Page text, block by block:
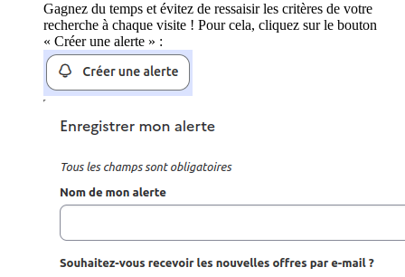
Gagnez du temps et évitez de ressaisir les critères de votre
recherche à chaque visite ! Pour cela, cliquez sur le bouton
« Créer une alerte » :